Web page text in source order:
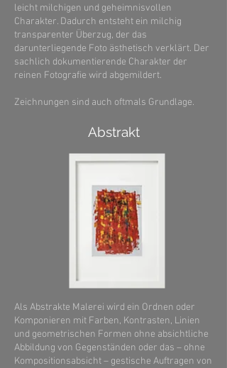
leicht milchigen und geheimnisvollen
Charakter. Dadurch entsteht ein milchig
transparenter Überzug, der das
darunterliegende Foto ästhetisch verklärt. Der
sachlich dokumentierende Charakter der
reinen Fotografie wird abgemildert.
Zeichnungen sind auch oftmals Grundlage.
Abstrakt
Als Abstrakte Malerei wird ein Ordnen oder
Komponieren mit Farben, Kontrasten, Linien
und geometrischen Formen ohne absichtliche
Abbildung von Gegenständen oder das – ohne
Kompositionsabsicht – gestische Auftragen von